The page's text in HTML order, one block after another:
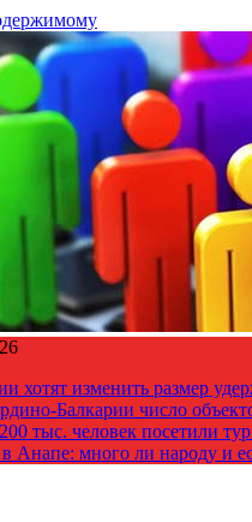
хотят изменить размер
Балкарии число
тыс. человек посетили
Анапе: много ли народу и